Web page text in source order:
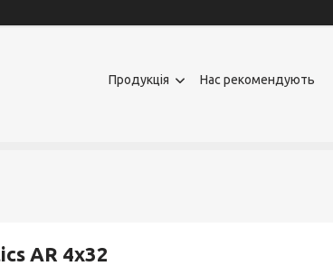
Продукція Нас рекомендують
AR 4х32